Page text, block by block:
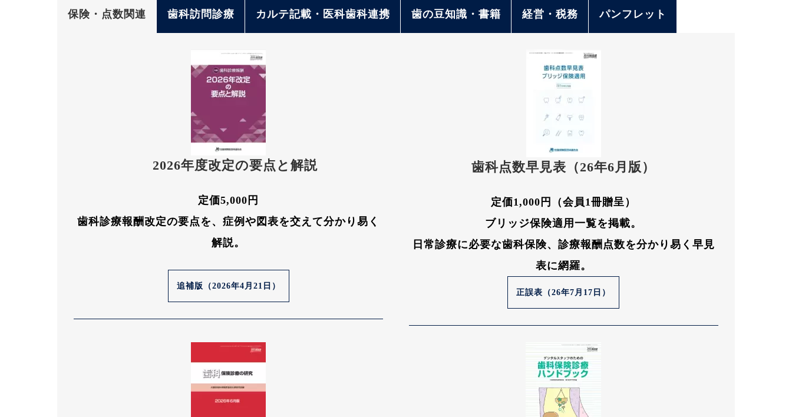
保険・点数関連 歯科訪問診療 カルテ記載・医科歯科連携 歯の豆知識・書籍 経営・税務 パンフレット
2026年度改定の要点と解説
定価5,000円
歯科診療報酬改定の要点を、症例や図表を交えて分かり易く
解説。
追補版（2026年4月21日）
歯科点数早見表（26年6月版）
定価1,000円（会員1冊贈呈）
ブリッジ保険適用一覧を掲載。
日常診療に必要な歯科保険、診療報酬点数を分かり易く早見
表に網羅。
正誤表（26年7月17日）